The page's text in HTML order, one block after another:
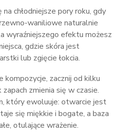
chłodniejsze pory roku, gdy
waniliowe naturalnie
wyraźniejszego efektu możesz
gdzie skóra jest
lub zgięcie łokcia.
kompozycje, zacznij od kilku
zmienia się w czasie.
który ewoluuje: otwarcie jest
się miękkie i bogate, a baza
otulające wrażenie.